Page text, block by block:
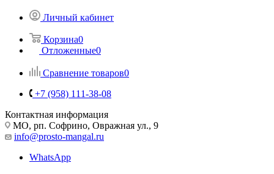
Личный кабинет
Корзина0
Отложенные0
Сравнение товаров0
+7 (958) 111-38-08
Контактная информация
МО, рп. Софрино, Овражная ул., 9
info@prosto-mangal.ru
WhatsApp